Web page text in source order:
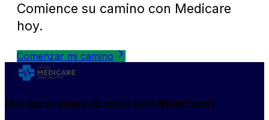
Comience su camino con Medicare
hoy.
Comenzar mi camino
Not sure where to start with Medicare?